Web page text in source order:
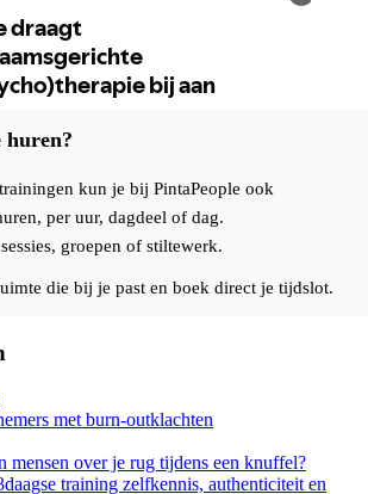
huren?
kun je bij PintaPeople ook
per uur, dagdeel of dag.
groepen of stiltewerk.
die bij je past en boek direct je tijdslot.
met burn-outklachten
mensen over je rug tijdens een knuffel?
training zelfkennis, authenticiteit en